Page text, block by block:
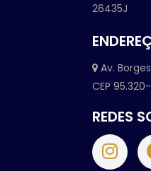
26435J
Av.
CEP
REDES